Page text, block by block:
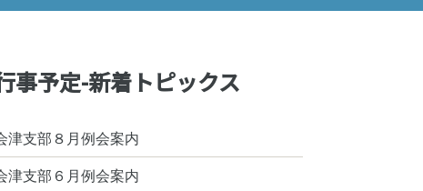
事予定-新着トピックス
津支部８月例会案内
津支部６月例会案内